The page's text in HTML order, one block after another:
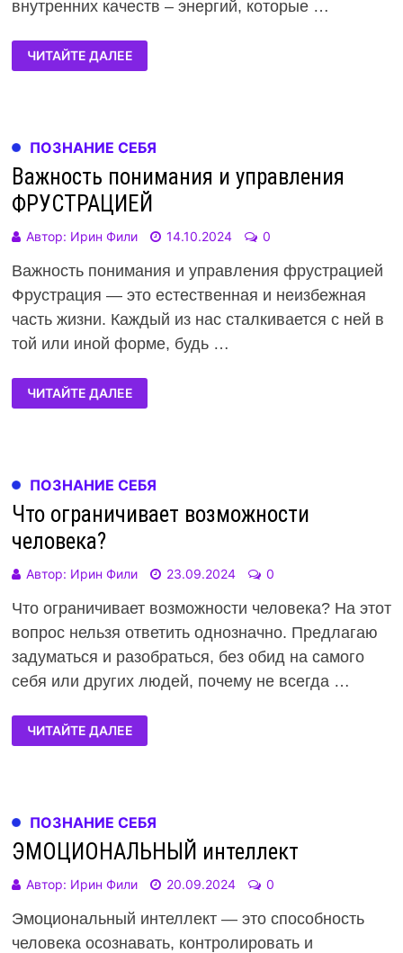
внутренних качеств – энергий, которые …
ЧИТАЙТЕ ДАЛЕЕ
ПОЗНАНИЕ СЕБЯ
Важность понимания и управления
ФРУСТРАЦИЕЙ
Автор: Ирин Фили 14.10.2024 0
Важность понимания и управления фрустрацией
Фрустрация — это естественная и неизбежная
часть жизни. Каждый из нас сталкивается с ней в
той или иной форме, будь …
ЧИТАЙТЕ ДАЛЕЕ
ПОЗНАНИЕ СЕБЯ
Что ограничивает возможности
человека?
Автор: Ирин Фили 23.09.2024 0
Что ограничивает возможности человека? На этот
вопрос нельзя ответить однозначно. Предлагаю
задуматься и разобраться, без обид на самого
себя или других людей, почему не всегда …
ЧИТАЙТЕ ДАЛЕЕ
ПОЗНАНИЕ СЕБЯ
ЭМОЦИОНАЛЬНЫЙ интеллект
Автор: Ирин Фили 20.09.2024 0
Эмоциональный интеллект — это способность
человека осознавать, контролировать и